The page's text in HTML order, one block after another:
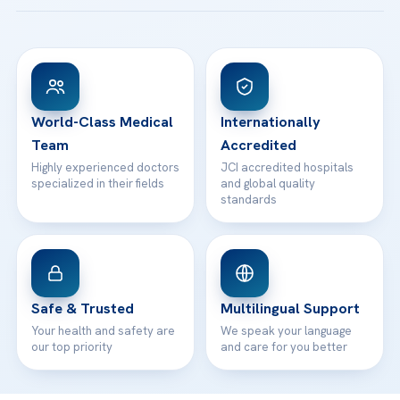
View All Hospitals
Patient Rights
Contact
WhatsApp Support
World-Class Medical
Team
Highly experienced doctors
specialized in their fields
Internationally
Accredited
JCI accredited hospitals
and global quality
standards
Safe & Trusted
Your health and safety are
our top priority
Multilingual Support
We speak your language
and care for you better